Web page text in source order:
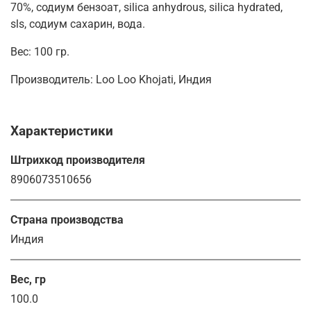
70%, содиум бензоат, silica anhydrous, silica hydrated,
sls, содиум сахарин, вода.
Вес: 100 гр.
Производитель: Loo Loo Khojati, Индия
Характеристики
Штрихкод производителя
8906073510656
Страна производства
Индия
Вес, гр
100.0